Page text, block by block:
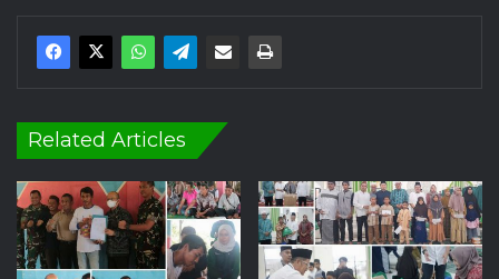
Related Articles